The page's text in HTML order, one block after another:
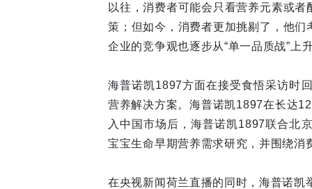
以往，消费者可能会只看营养元素或
策；但如今，消费者更加挑剔了，他
企业的竞争观也逐步从“单一品质战”上
海普诺凯1897方面在接受食悟采访时
营养解决方案。海普诺凯1897在长达
入中国市场后，海普诺凯1897联合北
宝宝生命早期营养需求研究，并围绕消
在央视新闻荷兰直播的同时，海普诺凯